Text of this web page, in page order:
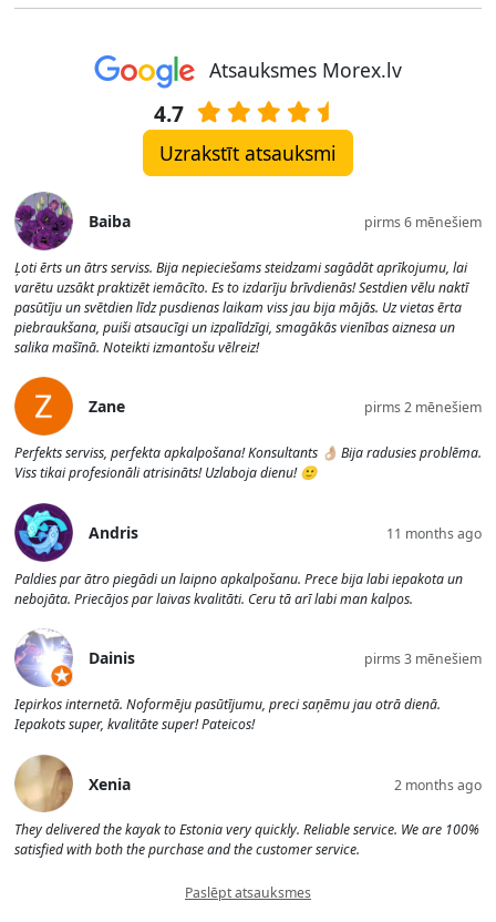
Atsauksmes Morex.lv
4.7
Uzrakstīt atsauksmi
Baiba pirms 6 mēnešiem
Ļoti ērts un ātrs serviss. Bija nepieciešams steidzami sagādāt aprīkojumu, lai
varētu uzsākt praktizēt iemācīto. Es to izdarīju brīvdienās! Sestdien vēlu naktī
pasūtīju un svētdien līdz pusdienas laikam viss jau bija mājās. Uz vietas ērta
piebraukšana, puiši atsaucīgi un izpalīdzīgi, smagākās vienības aiznesa un
salika mašīnā. Noteikti izmantošu vēlreiz!
Zane pirms 2 mēnešiem
Perfekts serviss, perfekta apkalpošana! Konsultants 👌🏼 Bija radusies problēma.
Viss tikai profesionāli atrisināts! Uzlaboja dienu! 🙂
Andris 11 months ago
Paldies par ātro piegādi un laipno apkalpošanu. Prece bija labi iepakota un
nebojāta. Priecājos par laivas kvalitāti. Ceru tā arī labi man kalpos.
Dainis pirms 3 mēnešiem
Iepirkos internetā. Noformēju pasūtījumu, preci saņēmu jau otrā dienā.
Iepakots super, kvalitāte super! Pateicos!
Xenia 2 months ago
They delivered the kayak to Estonia very quickly. Reliable service. We are 100%
satisfied with both the purchase and the customer service.
Paslēpt atsauksmes